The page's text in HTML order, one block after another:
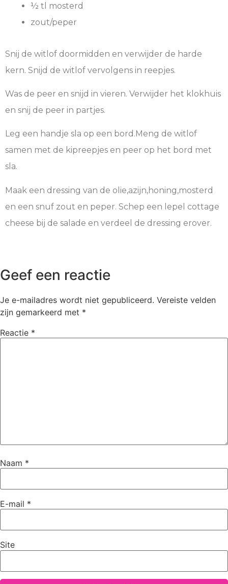
½ tl mosterd
zout/peper
Snij de witlof doormidden en verwijder de harde
kern. Snijd de witlof vervolgens in reepjes.
Was de peer en snijd in vieren. Verwijder het klokhuis
en snij de peer in partjes.
Leg een handje sla op een bord.Meng de witlof
samen met de kipreepjes en peer op het bord met
sla.
Maak een dressing van de olie,azijn,honing,mosterd
en een snuf zout en peper. Schep een lepel cottage
cheese bij de salade en verdeel de dressing erover.
Geef een reactie
Je e-mailadres wordt niet gepubliceerd. Vereiste velden
zijn gemarkeerd met *
Reactie *
Naam *
E-mail *
Site